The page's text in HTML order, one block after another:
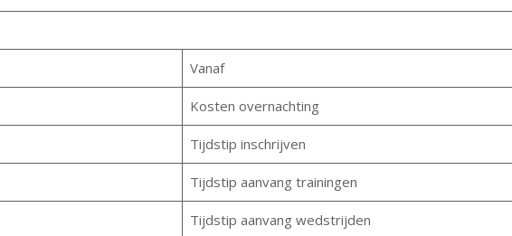
Vanaf
Kosten overnachting
Tijdstip inschrijven
Tijdstip aanvang trainingen
Tijdstip aanvang wedstrijden